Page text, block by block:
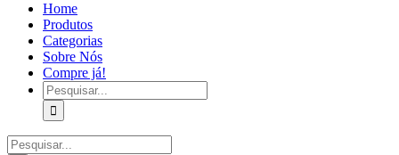
Home
Produtos
Categorias
Sobre Nós
Compre já!
Pesquisar
Pesquisar